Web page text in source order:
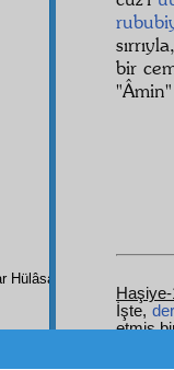
bir
"Âmin
İşte,
etmiş